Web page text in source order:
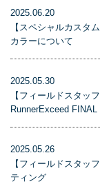
2025.06.20
【スペシャルカスタ
カラーについて
2025.05.30
【フィールドスタッ
RunnerExceed
2025.05.26
【フィールドスタッ
ティング